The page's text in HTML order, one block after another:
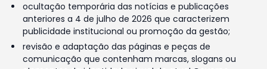
ocultação temporária das notícias e publicações
anteriores a 4 de julho de 2026 que caracterizem
publicidade institucional ou promoção da gestão;
revisão e adaptação das páginas e peças de
comunicação que contenham marcas, slogans ou